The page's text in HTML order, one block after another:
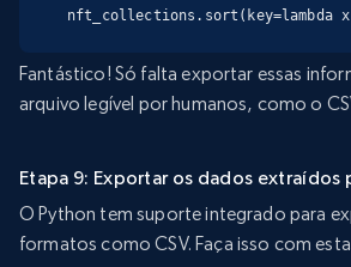
nft_collections.sort(key=lambda
Fantástico! Só falta exportar essas
arquivo legível por humanos, como o
Etapa 9: Exportar os dados extraídos
O Python tem suporte integrado para
formatos como CSV. Faça isso com